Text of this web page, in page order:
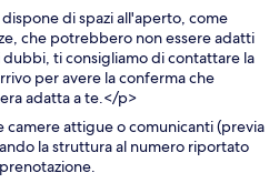
di spazi all'aperto, come
che potrebbero non essere adatti
dubbi, ti consigliamo di contattare la
per avere la conferma che
adatta a te.</p>
camere attigue o comunicanti (previa
la struttura al numero riportato